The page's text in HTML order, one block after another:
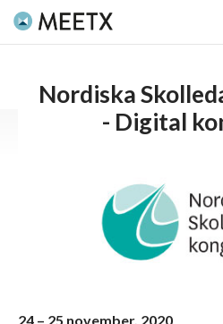
Nordiska
- Digital
24 – 25 november, 2020